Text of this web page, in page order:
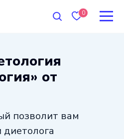
0
от
позволит вам
диетолога